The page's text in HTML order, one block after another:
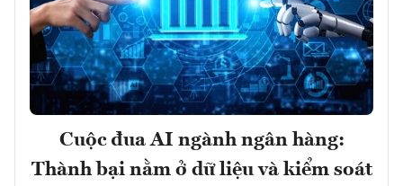
Cuộc đua AI ngành ngân hàng:
Thành bại nằm ở dữ liệu và kiểm soát